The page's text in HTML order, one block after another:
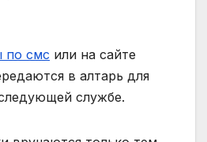
по смс или на сайте
в алтарь для
службе.